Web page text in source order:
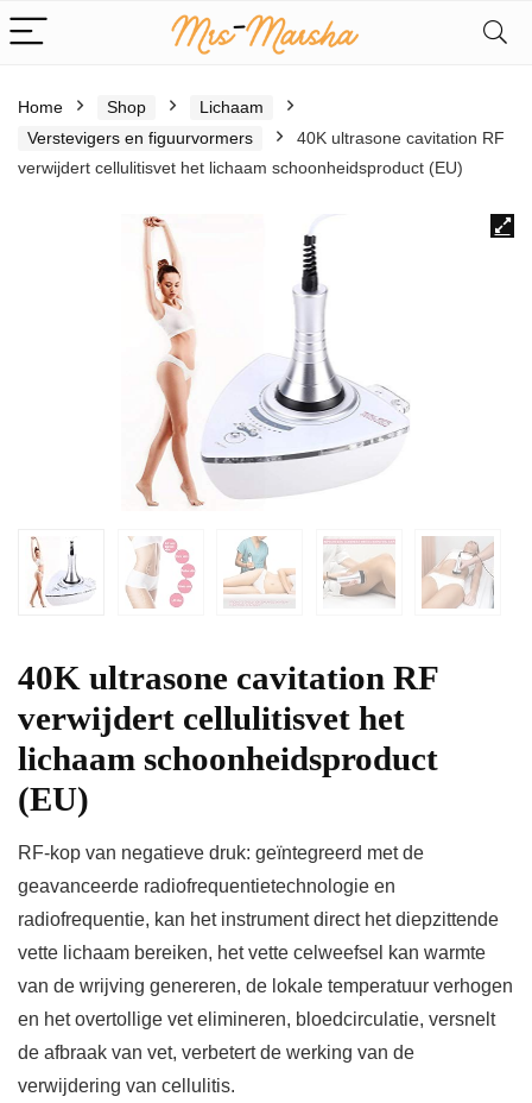
Home Shop
Lichaam
Verstevigers en figuurvormers
40K ultrasone cavitation RF
verwijdert cellulitisvet het lichaam schoonheidsproduct (EU)
40K ultrasone cavitation RF
verwijdert cellulitisvet het
lichaam schoonheidsproduct
(EU)
RF-kop van negatieve druk: geïntegreerd met de
geavanceerde radiofrequentietechnologie en
radiofrequentie, kan het instrument direct het diepzittende
vette lichaam bereiken, het vette celweefsel kan warmte
van de wrijving genereren, de lokale temperatuur verhogen
en het overtollige vet elimineren, bloedcirculatie, versnelt
de afbraak van vet, verbetert de werking van de
verwijdering van cellulitis.